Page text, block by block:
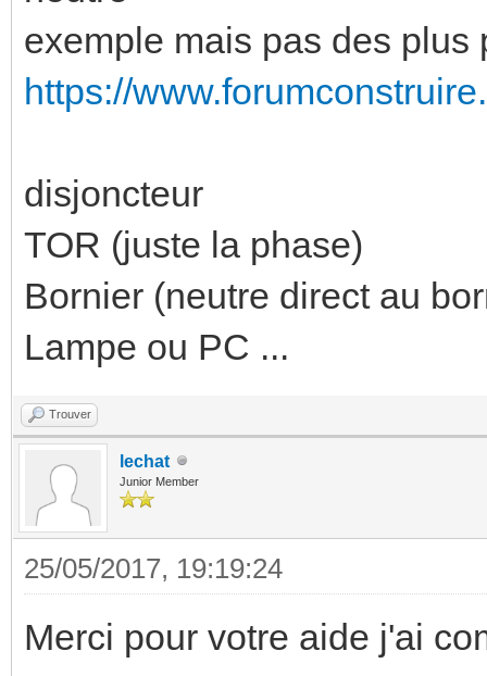
exemple mais pas des
https://
disjoncteur
TOR (juste la phase)
Bornier (neutre direct au
Lampe ou PC ...
Trouver
lechat
Junior Member
25/05/2017, 19:19:24
Merci pour votre aide j'ai